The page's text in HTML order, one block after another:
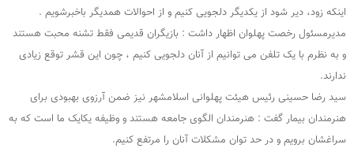
اینکه زود، دیر شود از یکدیگر دلجویی کنیم و از احوالات همدیگر باخبرشویم .
مدیرمسئول رخصت پهلوان اظهار داشت : بازیگران قدیمی فقط تشنه محبت هستند
و به نظرم با یک تلفن می توانیم از آنان دلجویی کنیم ، چون این قشر توقع زیادی
ندارند.
سید رضا حسینی رئیس هیئت پهلوانی اسلامشهر نیز ضمن آرزوی بهبودی برای
هنرمندان بیمار گفت : هنرمندان الگوی جامعه هستند و وظیفه یکایک ما است که به
سراغشان برویم و در حد توان مشکلات آنان را مرتفع کنیم.